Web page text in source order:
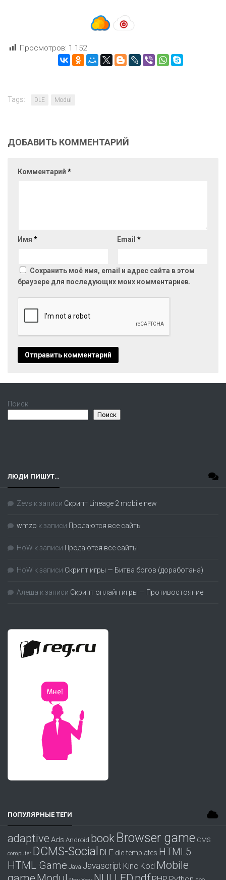
Просмотров: 1 152
Tags: DLE Modul
ДОБАВИТЬ КОММЕНТАРИЙ
Комментарий *
Имя * Email *
Сохранить моё имя, email и адрес сайта в этом
браузере для последующих моих комментариев.
Поиск
Поиск
ЛЮДИ ПИШУТ…
Zevs к записи Скрипт Lineage 2 mobile new
wmzo к записи Продаются все сайты
HoW к записи Продаются все сайты
HoW к записи Скрипт игры — Битва богов (доработана)
Алеша к записи Скрипт онлайн игры — Противостояние
ПОПУЛЯРНЫЕ ТЕГИ
adaptive Ads Android book Browser game CMS
computer DCMS-Social DLE dle-templates HTML5
HTML Game Java Javascript Kino Kod Mobile